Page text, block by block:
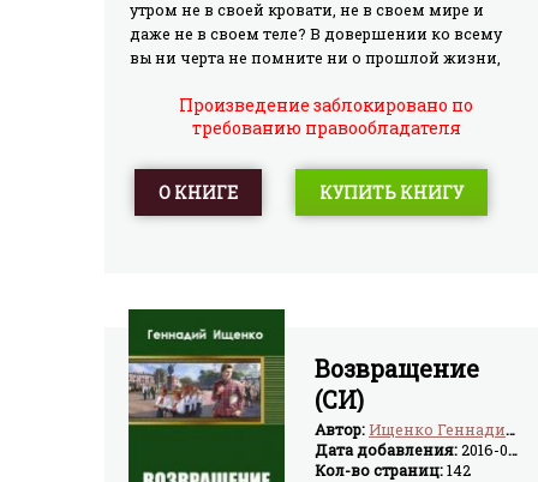
утром не в своей кровати, не в своем мире и
даже не в своем теле? В довершении ко всему
вы ни черта не помните ни о прошлой жизни,
несмотря на ваше довольно высокое
положение, место для вас довольно неуютное:
назад, но… Впрочем, даже в аннотации не
следует забегать вперед.
Произведение заблокировано по
требованию правообладателя
О КНИГЕ КУПИТЬ КНИГУ
Возвращение
(СИ)
Автор:Ищенко Геннадий Владимирович
Дата добавления:2016-02-24
Кол-во страниц:142